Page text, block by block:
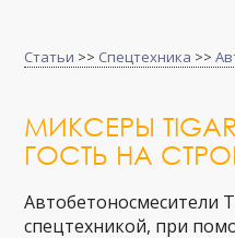
Статьи >> Спецтехника >>
МИКСЕРЫ
ГОСТЬ НА
Автобетоносмесители
спецтехникой, при